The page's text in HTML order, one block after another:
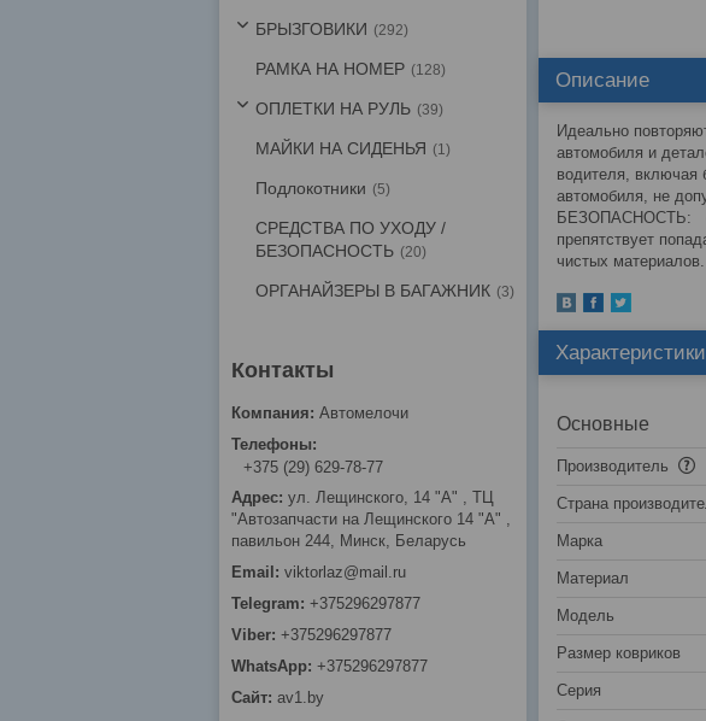
Описание
Идеально
автомобиля и
водителя, включая
автомобиля, не
БЕЗОПАСНОСТЬ:
препятствует
чистых материалов.
Характеристики
Основные
Производитель
Страна
Марка
Материал
Модель
Размер ковриков
Серия
БРЫЗГОВИКИ 292
РАМКА НА НОМЕР 128
ОПЛЕТКИ НА РУЛЬ 39
МАЙКИ НА СИДЕНЬЯ 1
Подлокотники 5
СРЕДСТВА ПО УХОДУ /
БЕЗОПАСНОСТЬ
20
ОРГАНАЙЗЕРЫ В БАГАЖНИК 3
Автомелочи
+375 (29) 629-78-77
ул. Лещинского, 14 "А" , ТЦ
"Автозапчасти на Лещинcкого 14 "A" ,
павильон 244, Минск, Беларусь
viktorlaz@mail.ru
+375296297877
+375296297877
+375296297877
av1.by